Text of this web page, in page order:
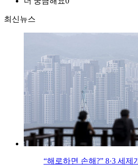
최신뉴스
“해로하면 손해?” 8·3 세제